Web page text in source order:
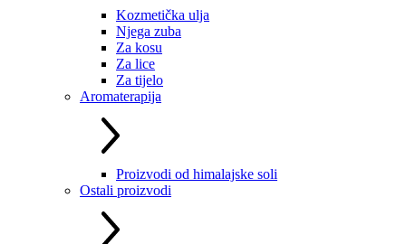
Kozmetička ulja
Njega zuba
Za kosu
Za lice
Za tijelo
Aromaterapija
Proizvodi od himalajske soli
Ostali proizvodi